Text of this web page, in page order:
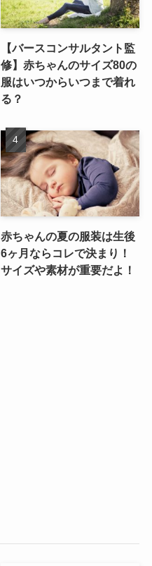
【バースコンサルタント監
修】赤ちゃんのサイズ80の
服はいつからいつまで着れ
る？
赤ちゃんの夏の服装は生後
6ヶ月ならコレで決まり！
サイズや素材が重要だよ！